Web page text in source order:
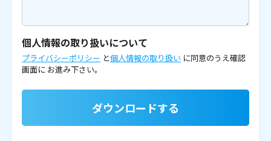
個人情報の取り扱いについて
プライバシーポリシー と個人情報の取り扱い に同意のうえ確認
画面に お進み下さい。
ダウンロードする